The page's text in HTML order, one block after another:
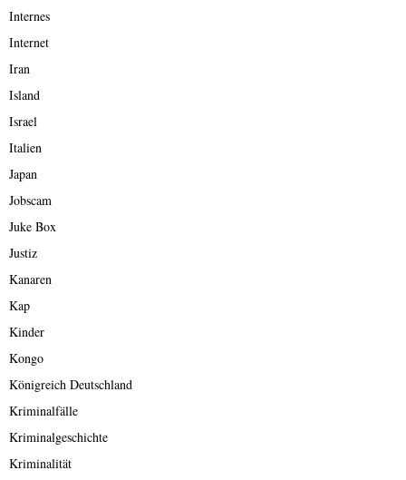
Internes
Internet
Iran
Island
Israel
Italien
Japan
Jobscam
Juke Box
Justiz
Kanaren
Kap
Kinder
Kongo
Königreich Deutschland
Kriminalfälle
Kriminalgeschichte
Kriminalität